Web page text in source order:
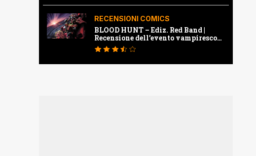
RECENSIONI COMICS
BLOOD HUNT – Ediz. Red Band |
Recensione dell’evento vampiresco
della Marvel